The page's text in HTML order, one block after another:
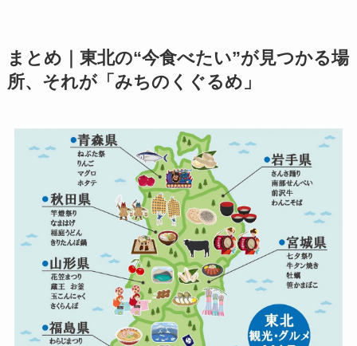
まとめ｜東北の“今食べたい”が見つかる場
所、それが「みちのくぐるめ」